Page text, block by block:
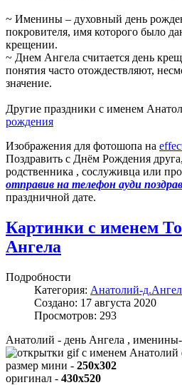
~ Именины – духовный день
покровителя, имя которого было
крещении.
~ Днем Ангела считается день
понятия часто отождествляют,
значение.
Другие праздники с именем
рождения
Изображения для фотошопа на
Поздравить с Днём Рождения
родственника , сослуживца или
отправив на телефон ауди
праздничной дате.
Картинки с именем
Ангела
Подробности
Категория: Анатолий-
Создано: 17 августа 2020
Просмотров: 293
Анатолий - день Ангела ,
размер мини - 250x302
оригинал - 430x520